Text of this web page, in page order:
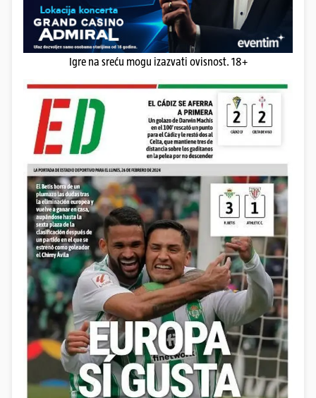
Igre na sreću mogu izazvati ovisnost. 18+